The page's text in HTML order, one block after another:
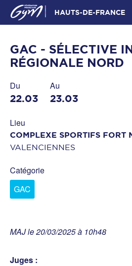
HAUTS-DE-FRANCE
GAC - SÉLECTIVE
RÉGIONALE NORD
Du
22.03
Au
23.03
Lieu
COMPLEXE SPORTIFS FORT
VALENCIENNES
Catégorie
GAC
MAJ le 20/03/2025 à 10h48
Juges :